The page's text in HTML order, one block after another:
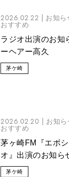
2026.02.22 | お知
おすすめ
ラジオ出演のお知
ーヘアー高久
茅ケ崎
2026.02.20 | お知
おすすめ
茅ヶ崎FM『エボ
オ』出演のお知ら
茅ケ崎